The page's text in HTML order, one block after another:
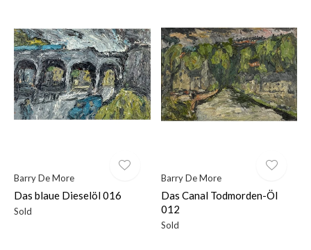
Barry De More
Das blaue Dieselöl 016
Sold
Barry De More
Das Canal Todmorden-Öl
012
Sold